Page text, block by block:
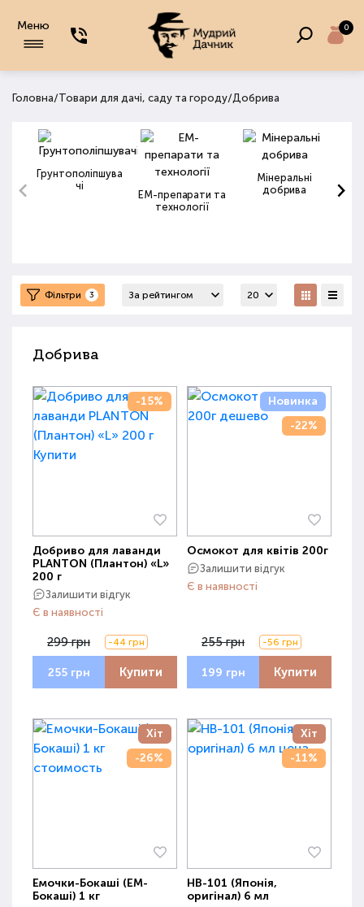
Меню 0
Головна/Товари для дачі, саду та городу/Добрива
Грунтополіпшува
чі
ЕМ-препарати та
технології
Мінеральні
добрива
Фільтри 3
Добрива
-15%
Добриво для лаванди
PLANTON (Плантон) «L»
200 г
Залишити відгук
Є в наявності
299 грн -44 грн
255 грн Купити
Новинка
-22%
Осмокот для квітів 200г
Залишити відгук
Є в наявності
255 грн -56 грн
199 грн Купити
Хіт
-26%
Емочки-Бокаші (ЕМ-
Бокаші) 1 кг
Хіт
-11%
НВ-101 (Японія,
оригінал) 6 мл